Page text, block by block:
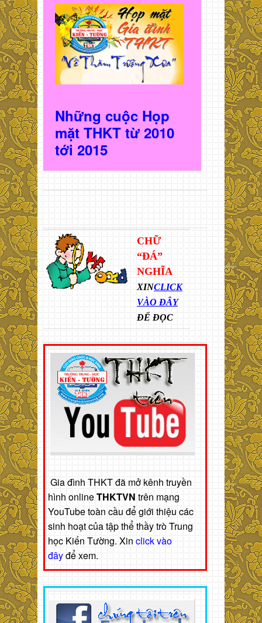
Những cuộc Họp
mặt THKT từ 2010
tới 2015
CHỮ
“ĐÁ”
NGHĨA
XINCLICK
VÀO ĐÂY
ĐỂ ĐỌC
Gia đình THKT đã mở kênh truyền
hình onlineTHKTVN trên mạng
YouTube toàn cầu để giới thiệu các
sinh hoạt của tập thể thầy trò Trung
học Kiến Tường. Xin click vào
đâyđể xem.